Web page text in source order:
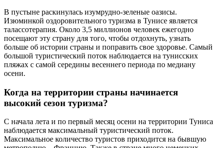
В пустыне раскинулась изумрудно-зеленые оазисы.
Изюминкой оздоровительного туризма в Тунисе является
талассотерапия. Около 3,5 миллионов человек ежегодно
посещают эту страну для того, чтобы отдохнуть, узнать
больше об истории страны и поправить свое здоровье. Самый
большой туристический поток наблюдается на тунисских
пляжах с самой середины весеннего периода по медиану
осени.
Когда на территории страны начинается
высокий сезон туризма?
С начала лета и по первый месяц осени на территории Туниса
наблюдается максимальный туристический поток.
Максимальное количество туристов приходится на бывшую